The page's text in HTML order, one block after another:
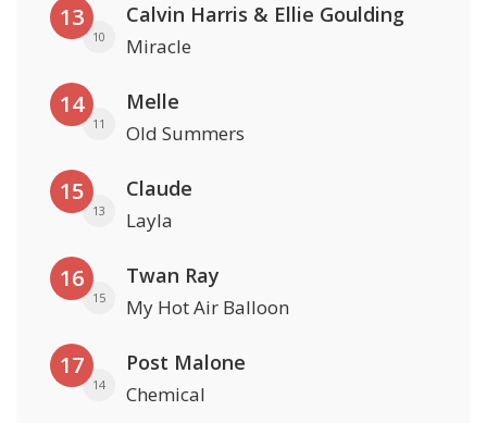
13
10
Calvin Harris & Ellie Goulding
Miracle
14
11
Melle
Old Summers
15
13
Claude
Layla
16
15
Twan Ray
My Hot Air Balloon
17
14
Post Malone
Chemical